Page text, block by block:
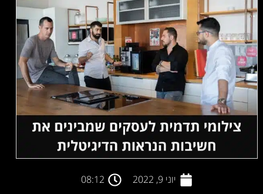
יוני 9, 2022
08:12